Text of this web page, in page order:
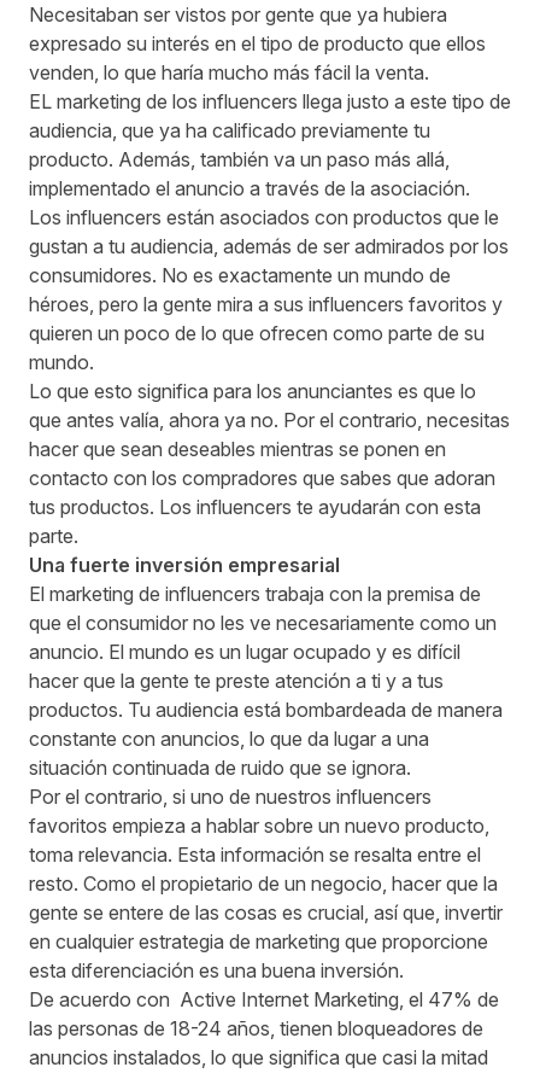
Necesitaban ser vistos por gente que ya hubiera
expresado su interés en el tipo de producto que ellos
venden, lo que haría mucho más fácil la venta.
EL marketing de los influencers llega justo a este tipo de
audiencia, que ya ha calificado previamente tu
producto. Además, también va un paso más allá,
implementado el anuncio a través de la asociación.
Los influencers están asociados con productos que le
gustan a tu audiencia, además de ser admirados por los
consumidores. No es exactamente un mundo de
héroes, pero la gente mira a sus influencers favoritos y
quieren un poco de lo que ofrecen como parte de su
mundo.
Lo que esto significa para los anunciantes es que lo
que antes valía, ahora ya no. Por el contrario, necesitas
hacer que sean deseables mientras se ponen en
contacto con los compradores que sabes que adoran
tus productos. Los influencers te ayudarán con esta
parte.
Una fuerte inversión empresarial
El marketing de influencers trabaja con la premisa de
que el consumidor no les ve necesariamente como un
anuncio. El mundo es un lugar ocupado y es difícil
hacer que la gente te preste atención a ti y a tus
productos. Tu audiencia está bombardeada de manera
constante con anuncios, lo que da lugar a una
situación continuada de ruido que se ignora.
Por el contrario, si uno de nuestros influencers
favoritos empieza a hablar sobre un nuevo producto,
toma relevancia. Esta información se resalta entre el
resto. Como el propietario de un negocio, hacer que la
gente se entere de las cosas es crucial, así que, invertir
en cualquier estrategia de marketing que proporcione
esta diferenciación es una buena inversión.
De acuerdo con Active Internet Marketing, el 47% de
las personas de 18-24 años, tienen bloqueadores de
anuncios instalados, lo que significa que casi la mitad